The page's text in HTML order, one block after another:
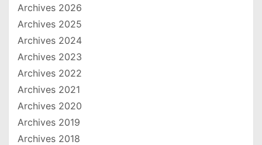
Archives 2026
Archives 2025
Archives 2024
Archives 2023
Archives 2022
Archives 2021
Archives 2020
Archives 2019
Archives 2018